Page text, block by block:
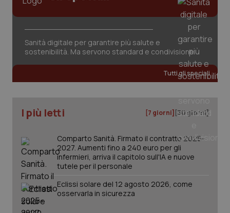
Sanità digitale per garantire più salute e
sostenibilità. Ma servono standard e condivisione
Tutti gli speciali
I più letti [7 giorni] [30 giorni]
Comparto Sanità. Firmato il contratto 2025-
2027. Aumenti fino a 240 euro per gli
infermieri, arriva il capitolo sull'IA e nuove
tutele per il personale
Eclissi solare del 12 agosto 2026, come
osservarla in sicurezza
tracking-sites-ironfish-
tracking-enable
www.quotidianosanita.it
session-id